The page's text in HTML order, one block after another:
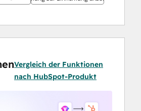
Eigentümerzuweisungen
zu YCloud synchronisieren
von WhatsApp-Nachrichten
Vergleich der Funktionen
nach HubSpot-Produkt